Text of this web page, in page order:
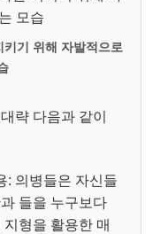
기 위해 자발적으로
략 다음과 같이
: 의병들은 자신들
들을 누구보다
형을 활용한 매